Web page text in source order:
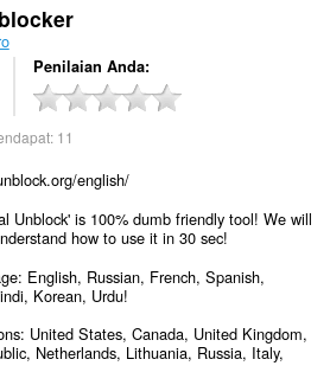
Penilaian Anda
11
english/
Unblock' is 100% dumb friendly tool! We will
how to use it in 30 sec!
English, Russian, French, Spanish,
Korean, Urdu!
United States, Canada, United Kingdom,
Netherlands, Lithuania, Russia, Italy,